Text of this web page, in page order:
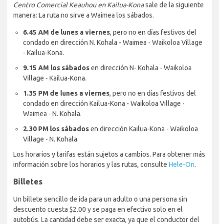
Centro Comercial Keauhou en Kailua-Konasale de la siguiente
manera: La ruta no sirve a Waimea los sábados.
6.45 AM de lunes a viernes, pero no en días festivos del
condado en dirección N. Kohala - Waimea - Waikoloa Village
- Kailua-Kona.
9.15 AM los sábadosen dirección N- Kohala - Waikoloa
Village - Kailua-Kona.
1.35 PM de lunes a viernes, pero no en días festivos del
condado en dirección Kailua-Kona - Waikoloa Village -
Waimea - N. Kohala.
2.30 PM los sábadosen dirección Kailua-Kona - Waikoloa
Village - N. Kohala.
Los horarios y tarifas están sujetos a cambios. Para obtener más
información sobre los horarios y las rutas, consulte Hele-On.
Billetes
Un billete sencillo de ida para un adulto o una persona sin
descuento cuesta $2.00 y se paga en efectivo solo en el
autobús. La cantidad debe ser exacta, ya que el conductor del